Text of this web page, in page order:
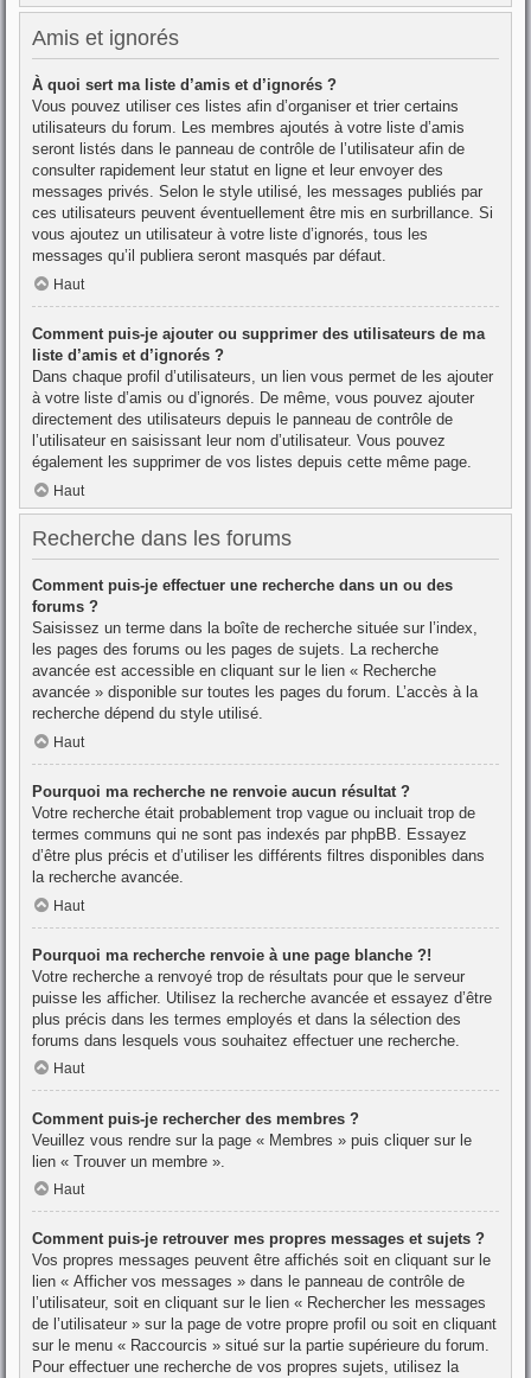
Amis et ignorés
À quoi sert ma liste d’amis et d’ignorés ?
Vous pouvez utiliser ces listes afin d’organiser et trier certains
utilisateurs du forum. Les membres ajoutés à votre liste d’amis
seront listés dans le panneau de contrôle de l’utilisateur afin de
consulter rapidement leur statut en ligne et leur envoyer des
messages privés. Selon le style utilisé, les messages publiés par
ces utilisateurs peuvent éventuellement être mis en surbrillance. Si
vous ajoutez un utilisateur à votre liste d’ignorés, tous les
messages qu’il publiera seront masqués par défaut.
Haut
Comment puis-je ajouter ou supprimer des utilisateurs de ma
liste d’amis et d’ignorés ?
Dans chaque profil d’utilisateurs, un lien vous permet de les ajouter
à votre liste d’amis ou d’ignorés. De même, vous pouvez ajouter
directement des utilisateurs depuis le panneau de contrôle de
l’utilisateur en saisissant leur nom d’utilisateur. Vous pouvez
également les supprimer de vos listes depuis cette même page.
Haut
Recherche dans les forums
Comment puis-je effectuer une recherche dans un ou des
forums ?
Saisissez un terme dans la boîte de recherche située sur l’index,
les pages des forums ou les pages de sujets. La recherche
avancée est accessible en cliquant sur le lien « Recherche
avancée » disponible sur toutes les pages du forum. L’accès à la
recherche dépend du style utilisé.
Haut
Pourquoi ma recherche ne renvoie aucun résultat ?
Votre recherche était probablement trop vague ou incluait trop de
termes communs qui ne sont pas indexés par phpBB. Essayez
d’être plus précis et d’utiliser les différents filtres disponibles dans
la recherche avancée.
Haut
Pourquoi ma recherche renvoie à une page blanche ?!
Votre recherche a renvoyé trop de résultats pour que le serveur
puisse les afficher. Utilisez la recherche avancée et essayez d’être
plus précis dans les termes employés et dans la sélection des
forums dans lesquels vous souhaitez effectuer une recherche.
Haut
Comment puis-je rechercher des membres ?
Veuillez vous rendre sur la page « Membres » puis cliquer sur le
lien « Trouver un membre ».
Haut
Comment puis-je retrouver mes propres messages et sujets ?
Vos propres messages peuvent être affichés soit en cliquant sur le
lien « Afficher vos messages » dans le panneau de contrôle de
l’utilisateur, soit en cliquant sur le lien « Rechercher les messages
de l’utilisateur » sur la page de votre propre profil ou soit en cliquant
sur le menu « Raccourcis » situé sur la partie supérieure du forum.
Pour effectuer une recherche de vos propres sujets, utilisez la